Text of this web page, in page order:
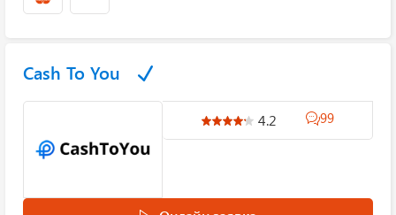
Cash To You
4.2 99